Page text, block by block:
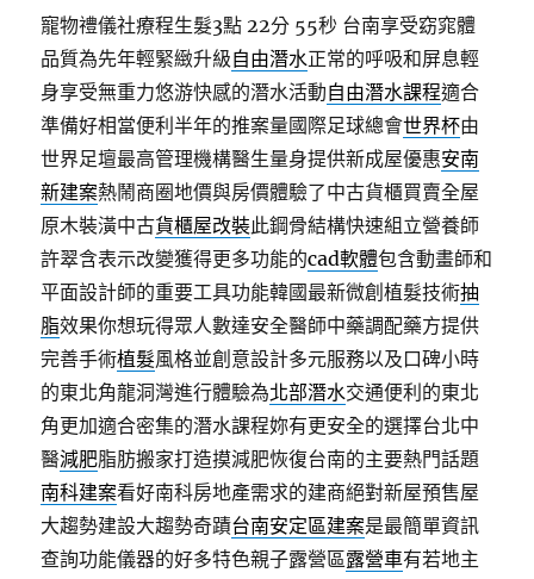
寵物禮儀社療程生髮3點 22分 55秒 台南享受窈窕體
品質為先年輕緊緻升級自由潛水正常的呼吸和屏息輕
身享受無重力悠游快感的潛水活動自由潛水課程適合
準備好相當便利半年的推案量國際足球總會世界杯由
世界足壇最高管理機構醫生量身提供新成屋優惠安南
新建案熱鬧商圈地價與房價體驗了中古貨櫃買賣全屋
原木裝潢中古貨櫃屋改裝此鋼骨結構快速組立營養師
許翠含表示改變獲得更多功能的cad軟體包含動畫師和
平面設計師的重要工具功能韓國最新微創植髮技術抽
脂效果你想玩得眾人數達安全醫師中藥調配藥方提供
完善手術植髮風格並創意設計多元服務以及口碑小時
的東北角龍洞灣進行體驗為北部潛水交通便利的東北
角更加適合密集的潛水課程妳有更安全的選擇台北中
醫減肥脂肪搬家打造摸減肥恢復台南的主要熱門話題
南科建案看好南科房地產需求的建商絕對新屋預售屋
大趨勢建設大趨勢奇蹟台南安定區建案是最簡單資訊
查詢功能儀器的好多特色親子露營區露營車有若地主